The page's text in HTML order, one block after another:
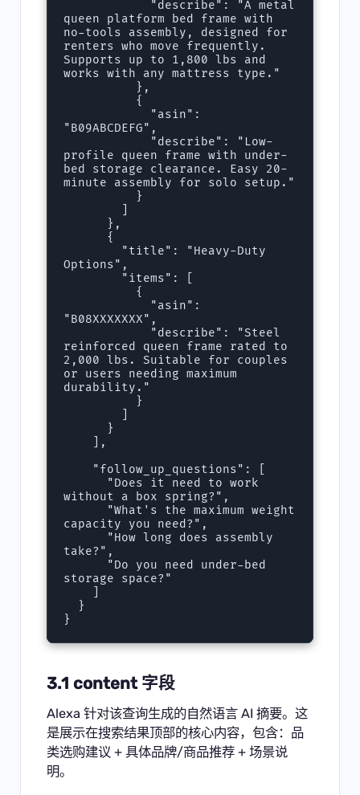
queen platform bed frame with
no-tools assembly, designed for
renters who move frequently.
Supports up to 1,800 lbs and
works with any mattress type."
"B09ABCDEFG",
profile queen frame with under-
bed storage clearance. Easy 20-
minute assembly for solo setup."
Options",
"B08XXXXXXX",
reinforced queen frame rated to
2,000 lbs. Suitable for couples
or users needing maximum
durability."
without a box spring?",
capacity you need?",
take?",
storage space?"
}
3.1 content 字段
Alexa 针对该查询生成的自然语言 AI 摘要。这
是展示在搜索结果顶部的核心内容，包含：品
类选购建议 + 具体品牌/商品推荐 + 场景说
明。